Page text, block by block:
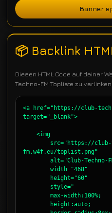
Banner
📦 Backlink
Diesen HTML Code auf deiner
Techno-FM Topliste zu verlinken.